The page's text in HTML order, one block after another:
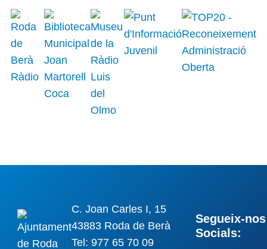
C. Joan Carles I, 15
43883 Roda de Berà
Tel: 977 65 70 09
Segueix-
Socials: